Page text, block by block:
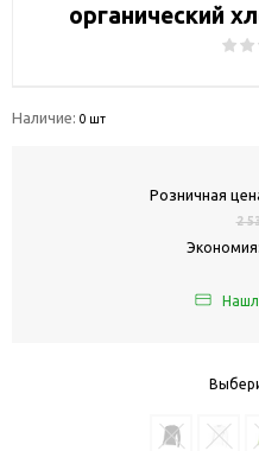
органический
Наличие: 0 шт
Розничная
2
Экономия: